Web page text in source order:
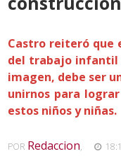
Castro reiteró que
del trabajo infantil
imagen, debe ser
unirnos para
estos niños y niñas.
POR Redaccion,